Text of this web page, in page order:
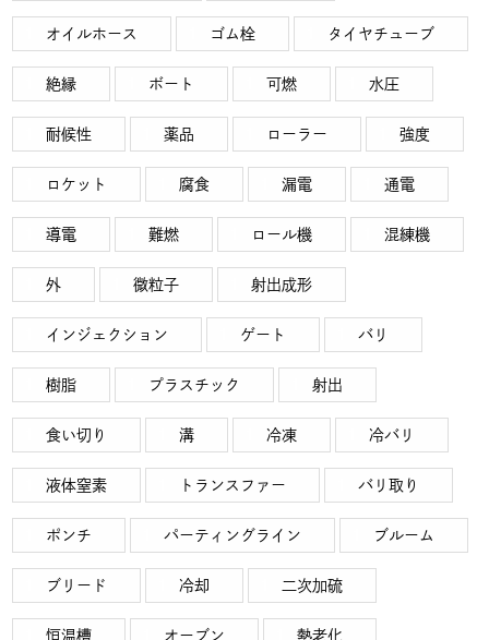
オイルホース ゴム栓 タイヤチューブ
絶縁 ボート 可燃 水圧
耐候性 薬品 ローラー 強度
ロケット 腐食 漏電 通電
導電 難燃 ロール機 混練機
外 微粒子 射出成形
インジェクション ゲート バリ
樹脂 プラスチック 射出
食い切り 溝 冷凍 冷バリ
液体窒素 トランスファー バリ取り
ポンチ パーティングライン ブルーム
ブリード 冷却 二次加硫
恒温槽 オーブン 熱老化